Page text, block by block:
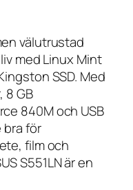
välutrustad
med Linux Mint
SSD. Med
8 GB
840M och USB
bra för
film och
S551LN är en